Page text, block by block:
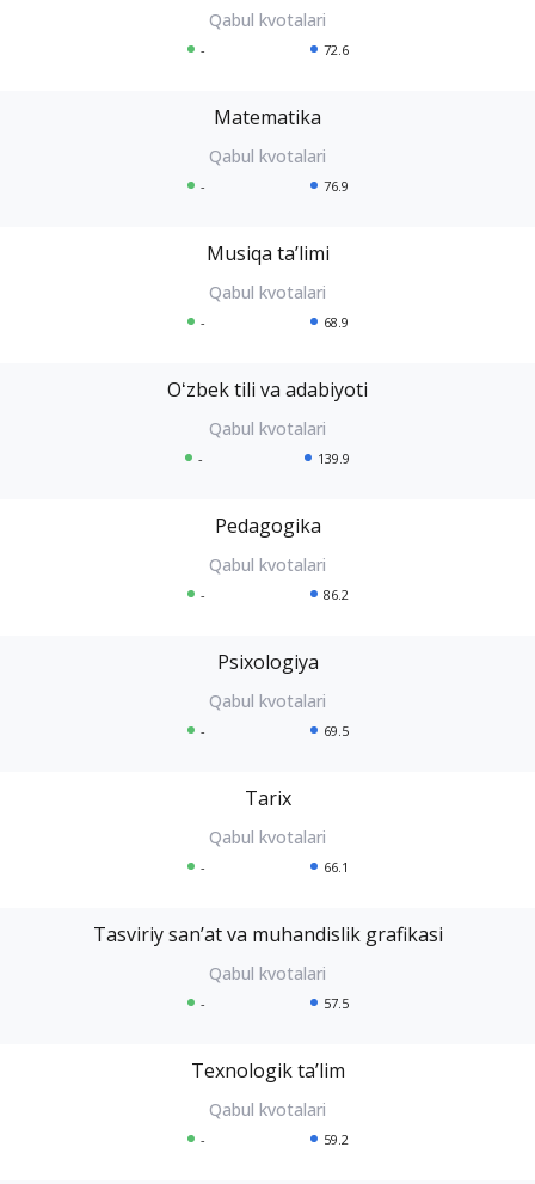
- 72.6
Matematika
- 76.9
Musiqa taʼlimi
- 68.9
Oʻzbek tili va adabiyoti
- 139.9
Pedagogika
- 86.2
Psixologiya
- 69.5
Tarix
- 66.1
Tasviriy sanʼat va muhandislik grafikasi
- 57.5
Texnologik taʼlim
- 59.2